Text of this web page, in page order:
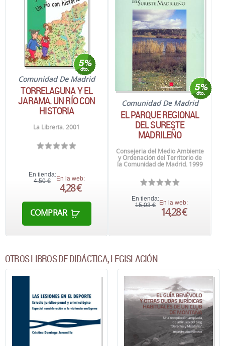
Comunidad De Madrid
TORRELAGUNA Y EL
JARAMA. UN RÍO CON
HISTORIA
La Librería. 2001
En tienda:
4,50 €
En la web:
4,28 €
COMPRAR
Comunidad De Madrid
EL PARQUE REGIONAL
DEL SURESTE
MADRILEÑO
Consejeria del Medio Ambiente
y Ordenación del Territorio de
la Comunidad de Madrid. 1999
En tienda:
15,03 € En la web:
14,28 €
OTROS LIBROS DE DIDÁCTICA, LEGISLACIÓN